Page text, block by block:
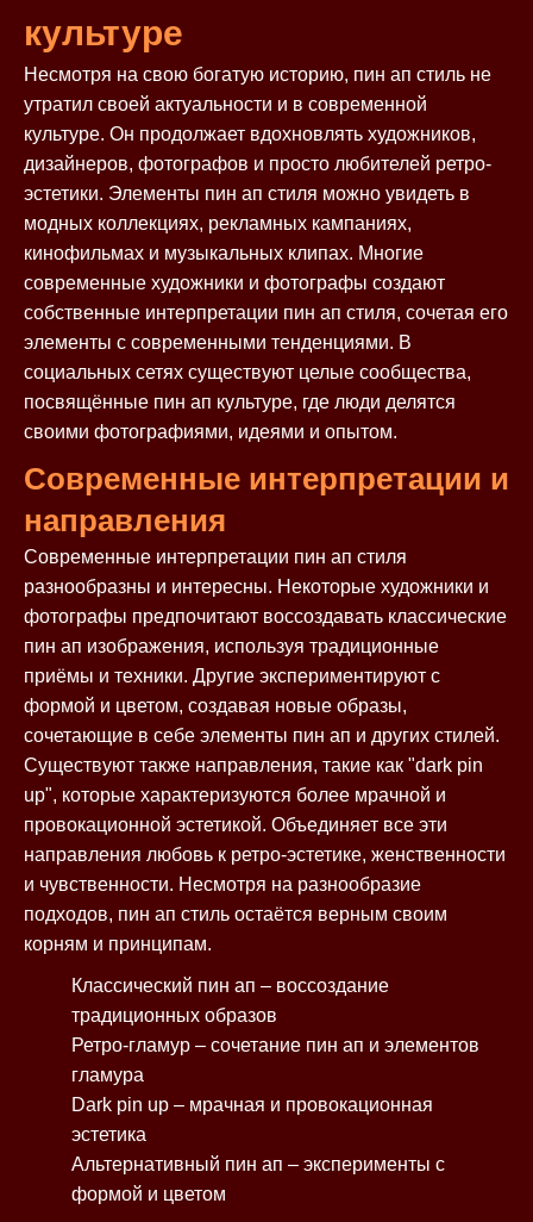
культуре
Несмотря на свою богатую историю, пин ап стиль не
утратил своей актуальности и в современной
культуре. Он продолжает вдохновлять художников,
дизайнеров, фотографов и просто любителей ретро-
эстетики. Элементы пин ап стиля можно увидеть в
модных коллекциях, рекламных кампаниях,
кинофильмах и музыкальных клипах. Многие
современные художники и фотографы создают
собственные интерпретации пин ап стиля, сочетая его
элементы с современными тенденциями. В
социальных сетях существуют целые сообщества,
посвящённые пин ап культуре, где люди делятся
своими фотографиями, идеями и опытом.
Современные интерпретации и
направления
Современные интерпретации пин ап стиля
разнообразны и интересны. Некоторые художники и
фотографы предпочитают воссоздавать классические
пин ап изображения, используя традиционные
приёмы и техники. Другие экспериментируют с
формой и цветом, создавая новые образы,
сочетающие в себе элементы пин ап и других стилей.
Существуют также направления, такие как "dark pin
up", которые характеризуются более мрачной и
провокационной эстетикой. Объединяет все эти
направления любовь к ретро-эстетике, женственности
и чувственности. Несмотря на разнообразие
подходов, пин ап стиль остаётся верным своим
корням и принципам.
Классический пин ап – воссоздание
традиционных образов
Ретро-гламур – сочетание пин ап и элементов
гламура
Dark pin up – мрачная и провокационная
эстетика
Альтернативный пин ап – эксперименты с
формой и цветом